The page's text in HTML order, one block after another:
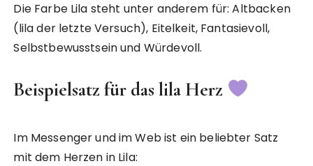
Die Farbe Lila steht unter anderem für: Altbacken
(lila der letzte Versuch), Eitelkeit, Fantasievoll,
Selbstbewusstsein und Würdevoll.
Beispielsatz für das lila Herz
Im Messenger und im Web ist ein beliebter Satz
mit dem Herzen in Lila: